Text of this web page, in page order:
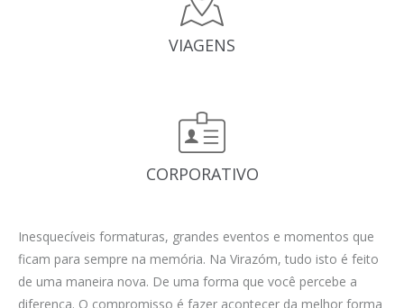
VIAGENS
CORPORATIVO
Inesquecíveis formaturas, grandes eventos e momentos que
ficam para sempre na memória. Na Virazóm, tudo isto é feito
de uma maneira nova. De uma forma que você percebe a
diferença. O compromisso é fazer acontecer da melhor forma